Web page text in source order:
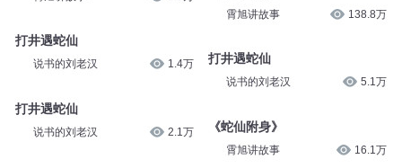
打井遇蛇仙
说书的刘老汉 1.4万
打井遇蛇仙
说书的刘老汉 2.1万
霄旭讲故事 138.8万
打井遇蛇仙
说书的刘老汉 5.1万
《蛇仙附身》
霄旭讲故事 16.1万